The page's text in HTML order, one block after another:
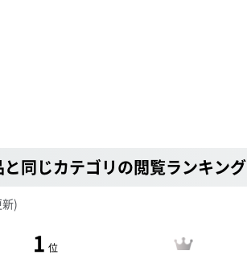
と同じカテゴリの閲覧ランキング
)
1 位